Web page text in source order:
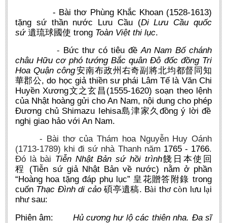
- Bài thơ Phùng Khắc Khoan (1528-1613)
tặng sứ thần nước Lưu Cầu (Di Lưu Cầu quốc
sứ 遺琉球國使 trong Toàn Việt thi lục.
- Bức thư có tiêu đềAn Nam Bố chánh
châu Hữu cơ phó tướng Bắc quân Đô đốc đồng Tri
Hoa Quận công 安南布政州右奇副將北均都督同知
華郡公,do học giả thiền sư phái Lâm Tế là Văn Chi
Huyền Xương文之玄昌 (1555-1620) soạn theo lệnh
của Nhật hoàng gửi cho An Nam, nội dung cho phép
Đương chủ Shimazu Iehisa島津家久 đồng ý lời đề
nghị giao hảo với An Nam.
- Bài thơ của Thám hoa Nguyễn Huy Oánh
(1713-1789) khi đi sứ nhà Thanh năm 1765 - 1766.
Đó là bài Tiễn Nhật Bản sứ hồi trình餞日本使回
程
(Tiễn sứ giả Nhật Bản về nước) nằm ở phần
“Hoàng hoa tặng đáp phụ lục” 皇花贈答附錄 trong
cuốn Thạc Đình di cảo 碩亭遺稿. Bài thơcòn lưu lại
nhưsau:
Phiên âm: Hủ cương hư lộcác thiên nha. Đa sĩ